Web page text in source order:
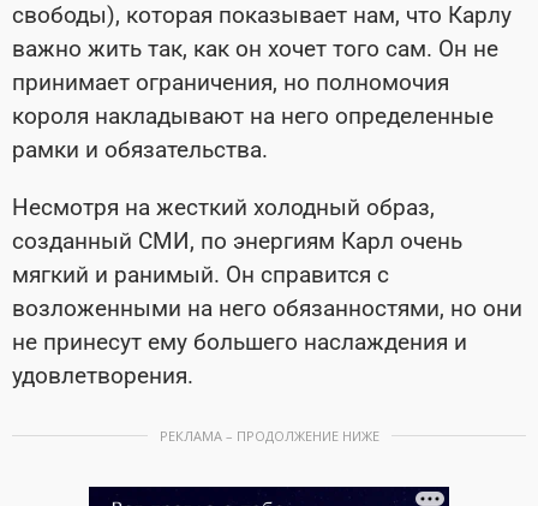
свободы), которая показывает нам, что Карлу
важно жить так, как он хочет того сам. Он не
принимает ограничения, но полномочия
короля накладывают на него определенные
рамки и обязательства.
Несмотря на жесткий холодный образ,
созданный СМИ, по энергиям Карл очень
мягкий и ранимый. Он справится с
возложенными на него обязанностями, но они
не принесут ему большего наслаждения и
удовлетворения.
РЕКЛАМА – ПРОДОЛЖЕНИЕ НИЖЕ